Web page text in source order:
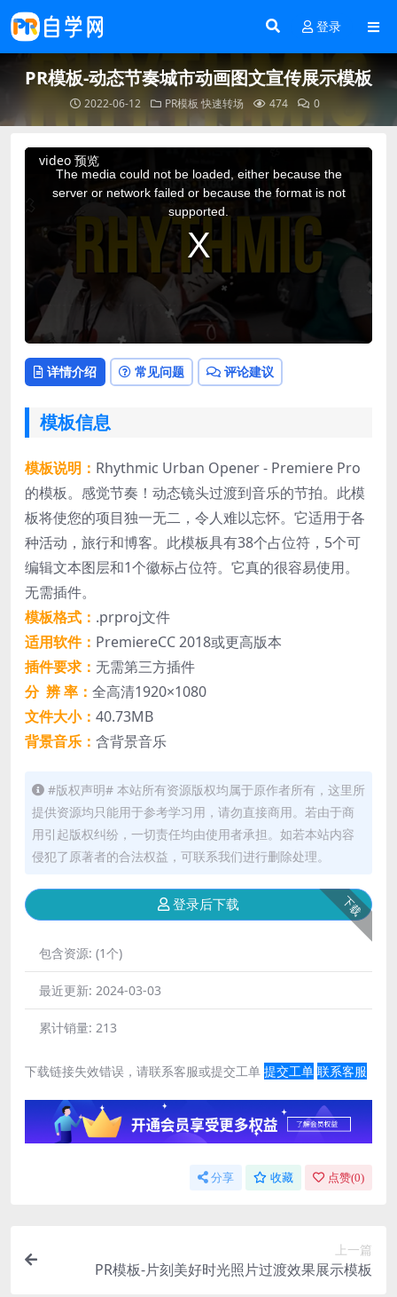
登录
PR模板-动态节奏城市动画图文宣传展示模板
2022-06-12 PR模板 快速转场 474 0
video 预览
This
The media could not be loaded, either because the
server or network failed or because the format is not
supported.
详情介绍 常见问题 评论建议
模板信息
模板说明： Rhythmic Urban Opener - Premiere Pro
的模板。感觉节奏！动态镜头过渡到音乐的节拍。此模
板将使您的项目独一无二，令人难以忘怀。它适用于各
种活动，旅行和博客。此模板具有38个占位符，5个可
编辑文本图层和1个徽标占位符。它真的很容易使用。
无需插件。
模板格式： .prproj文件
适用软件： PremiereCC 2018或更高版本
插件要求： 无需第三方插件
分 辨 率： 全高清1920×1080
文件大小： 40.73MB
背景音乐： 含背景音乐
#版权声明# 本站所有资源版权均属于原作者所有，这里所
提供资源均只能用于参考学习用，请勿直接商用。若由于商
用引起版权纠纷，一切责任均由使用者承担。如若本站内容
侵犯了原著者的合法权益，可联系我们进行删除处理。
下载
登录后下载
包含资源: (1个)
最近更新: 2024-03-03
累计销量: 213
下载链接失效错误，请联系客服或提交工单 提交工单 联系客服
分享 收藏 点赞(0)
上一篇
PR模板-片刻美好时光照片过渡效果展示模板